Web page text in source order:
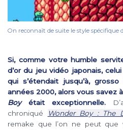
On reconnaît de suite le style spécifique
Si, comme votre humble
d’or du jeu vidéo japonais,
qui s’étendait jusqu’à,
années 2000, alors vous savez
Boyétait exceptionnelle.
chroniqué
Wonder Boy : The
remake que l’on ne peut que